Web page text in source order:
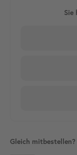
Gleich mitbestellen?